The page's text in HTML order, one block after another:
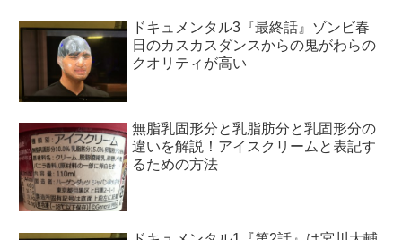
ドキュメンタル3『最終話』ゾンビ春
日のカスカスダンスからの鬼がわらの
クオリティが高い
無脂乳固形分と乳脂肪分と乳固形分の
違いを解説！アイスクリームと表記す
るための方法